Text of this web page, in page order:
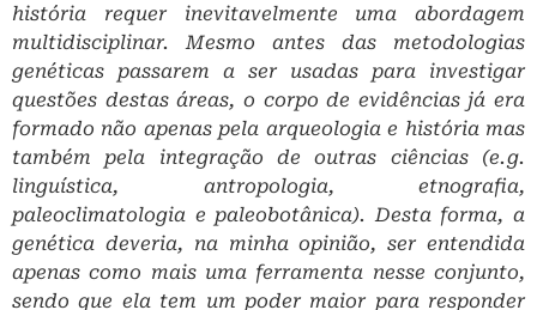
história requer inevitavelmente uma abordagem
multidisciplinar. Mesmo antes das metodologias
genéticas passarem a ser usadas para investigar
questões destas áreas, o corpo de evidências já era
formado não apenas pela arqueologia e história mas
também pela integração de outras ciências (e.g.
linguística, antropologia, etnografia,
paleoclimatologia e paleobotânica). Desta forma, a
genética deveria, na minha opinião, ser entendida
apenas como mais uma ferramenta nesse conjunto,
sendo que ela tem um poder maior para responder